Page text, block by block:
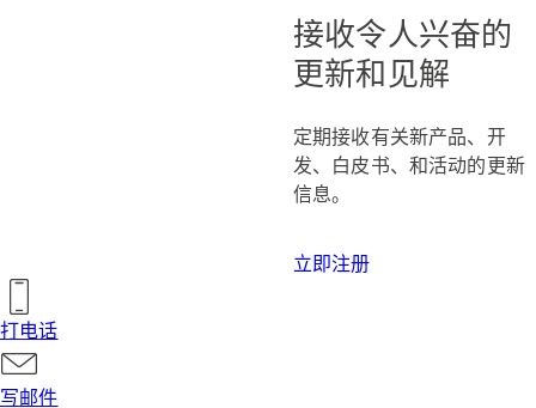
接收令人兴奋的
更新和见解
定期接收有关新产品、开
发、白皮书、和活动的更新
信息。
立即注册
打电话
写邮件